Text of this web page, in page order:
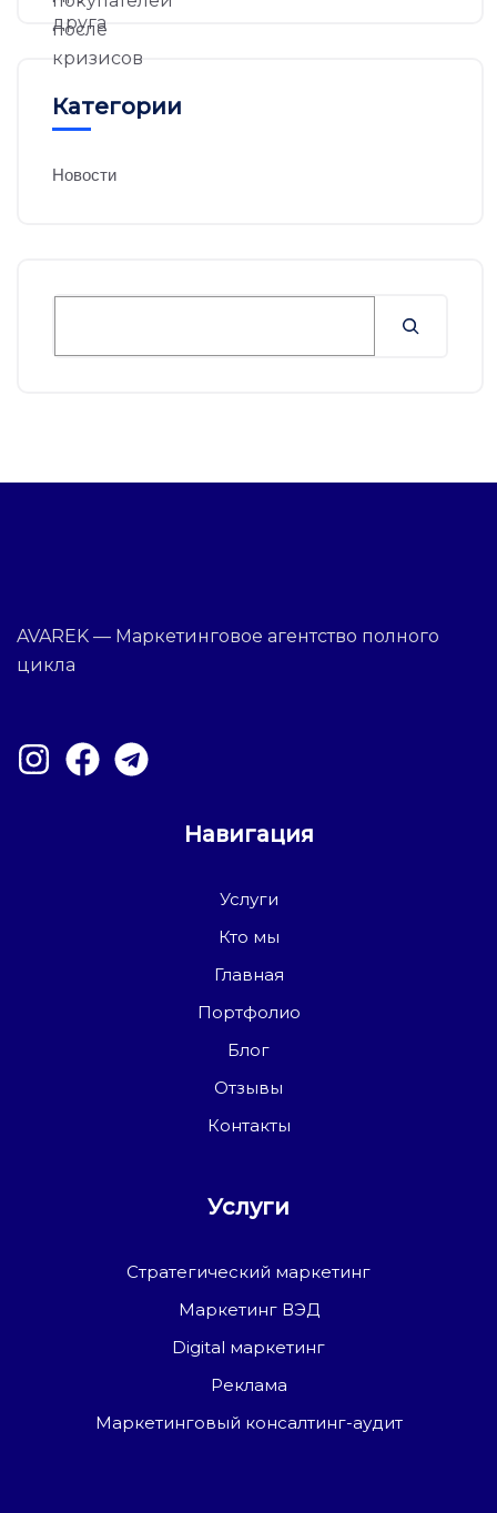
Категории
Новости
AVAREK — Маркетинговое агентство полного
цикла
Навигация
Услуги
Кто мы
Главная
Портфолио
Блог
Отзывы
Контакты
Услуги
Стратегический маркетинг
Маркетинг ВЭД
Digital маркетинг
Реклама
Маркетинговый консалтинг-аудит